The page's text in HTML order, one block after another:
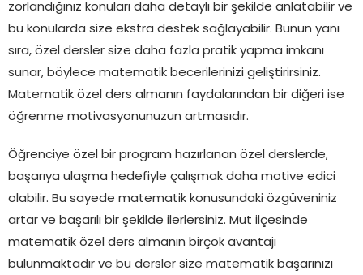
zorlandığınız konuları daha detaylı bir şekilde anlatabilir ve
bu konularda size ekstra destek sağlayabilir. Bunun yanı
sıra, özel dersler size daha fazla pratik yapma imkanı
sunar, böylece matematik becerilerinizi geliştirirsiniz.
Matematik özel ders almanın faydalarından bir diğeri ise
öğrenme motivasyonunuzun artmasıdır.
Öğrenciye özel bir program hazırlanan özel derslerde,
başarıya ulaşma hedefiyle çalışmak daha motive edici
olabilir. Bu sayede matematik konusundaki özgüveniniz
artar ve başarılı bir şekilde ilerlersiniz. Mut ilçesinde
matematik özel ders almanın birçok avantajı
bulunmaktadır ve bu dersler size matematik başarınızı